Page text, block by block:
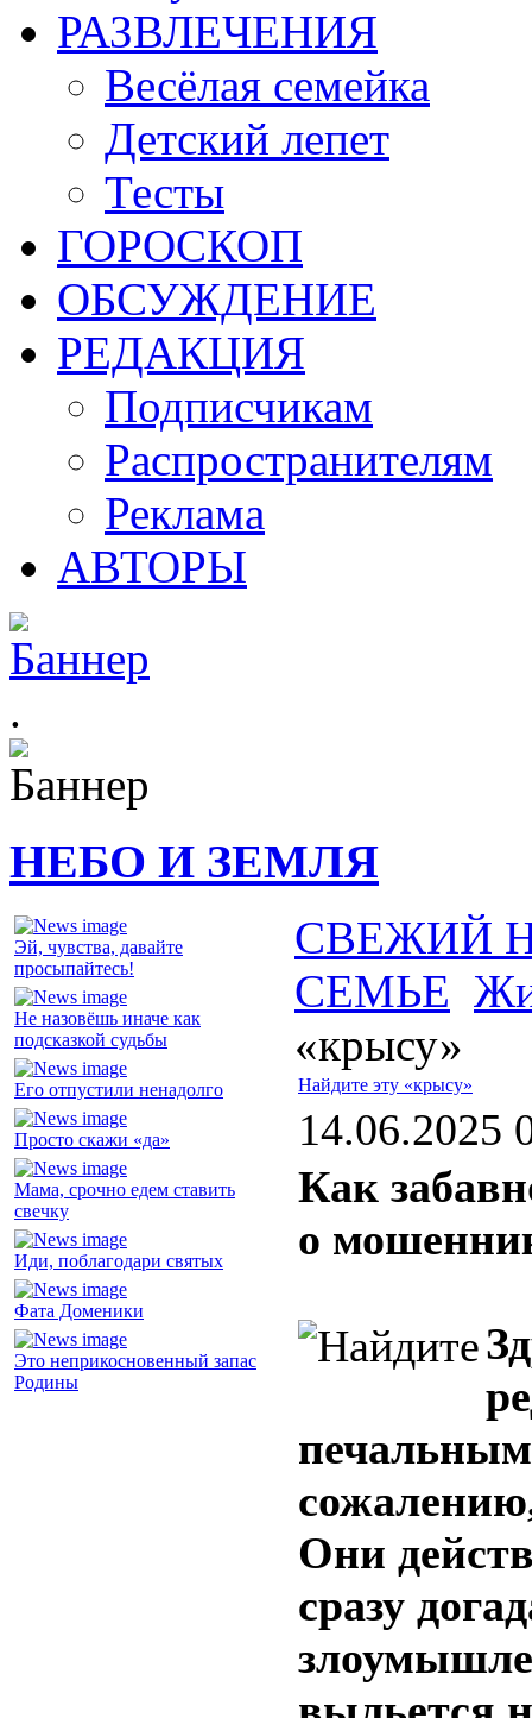
РАЗВЛЕЧЕНИЯ
Весёлая семейка
Детский лепет
Тесты
ГОРОСКОП
ОБСУЖДЕНИЕ
РЕДАКЦИЯ
Подписчикам
Распространителям
Реклама
АВТОРЫ
.
НЕБО И ЗЕМЛЯ
Эй, чувства, давайте
просыпайтесь!
Не назовёшь иначе как
подсказкой судьбы
Его отпустили ненадолго
Просто скажи «да»
Мама, срочно едем ставить
свечку
Иди, поблагодари святых
Фата Доменики
Это неприкосновенный запас
Родины
СВЕЖИЙ
СЕМЬЕ
«крысу»
Найдите эту «крысу»
14.06.2025
Как
о
Они
сразу